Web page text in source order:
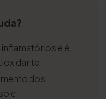
?
e é
dos
e